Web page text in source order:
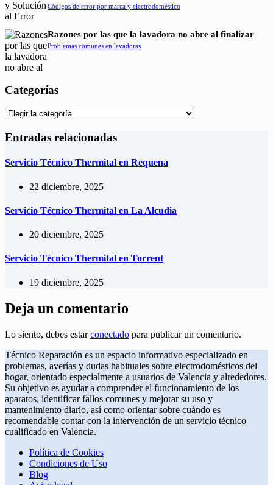
Códigos de error por marca y electrodoméstico
Razones por las que la lavadora no abre al finalizar
Problemas comunes en lavadoras
Categorías
Categorías
Entradas relacionadas
Servicio Técnico Thermital en Requena
22 diciembre, 2025
Servicio Técnico Thermital en La Alcudia
20 diciembre, 2025
Servicio Técnico Thermital en Torrent
19 diciembre, 2025
Deja un comentario
Lo siento, debes estarconectado para publicar un comentario.
Técnico Reparación es un espacio informativo especializado en
problemas, averías y dudas habituales sobre electrodomésticos del
hogar, orientado especialmente a usuarios de Valencia y alrededores.
Su objetivo es ayudar a comprender el funcionamiento de los
aparatos, identificar fallos comunes y mejorar su uso y
mantenimiento diario, así como orientar sobre cuándo es
recomendable contar con la intervención de un servicio técnico
cualificado en Valencia.
Política de Cookies
Condiciones de Uso
Blog